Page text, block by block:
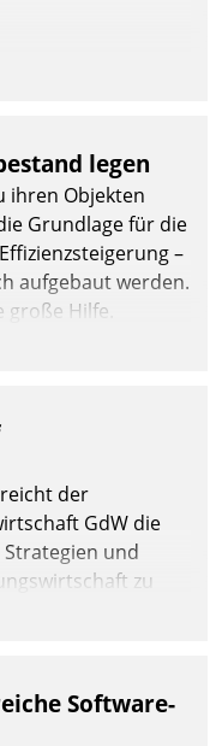
legen
ihren Objekten
Grundlage für die
–
aufgebaut werden.
Hilfe.
der
GdW die
und
zu
Software-